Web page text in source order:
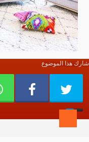
شارك هذا الموضوع